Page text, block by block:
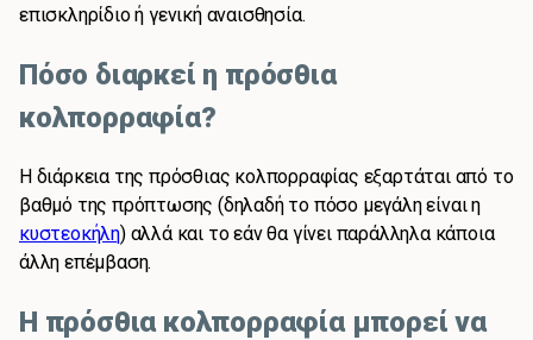
επισκληρίδιο ή γενική αναισθησία.
Πόσο διαρκεί η πρόσθια
κολπορραφία?
Η διάρκεια της πρόσθιας κολπορραφίας εξαρτάται από το
βαθμό της πρόπτωσης (δηλαδή το πόσο μεγάλη είναι η
κυστεοκήλη) αλλά και το εάν θα γίνει παράλληλα κάποια
άλλη επέμβαση.
Η πρόσθια κολπορραφία μπορεί να